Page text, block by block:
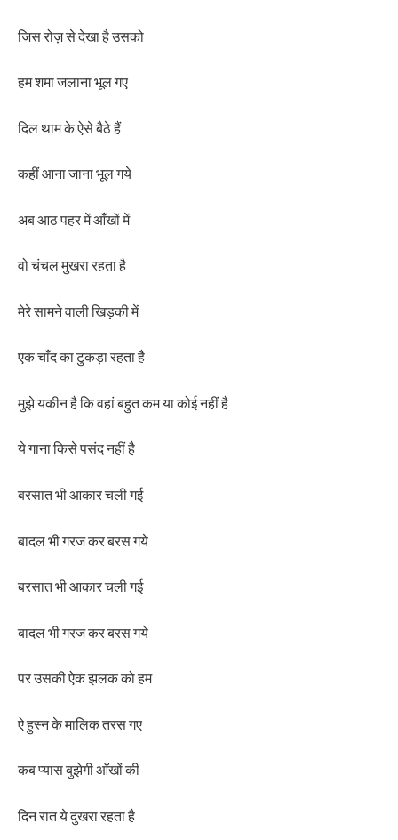
जिस रोज़ से देखा है उसको
हम शमा जलाना भूल गए
दिल थाम के ऐसे बैठे हैं
कहीं आना जाना भूल गये
अब आठ पहर में आँखों में
वो चंचल मुखरा रहता है
मेरे सामने वाली खिड़की में
एक चाँद का टुकड़ा रहता है
मुझे यकीन है कि वहां बहुत कम या कोई नहीं है
ये गाना किसे पसंद नहीं है
बरसात भी आकार चली गई
बादल भी गरज कर बरस गये
बरसात भी आकार चली गई
बादल भी गरज कर बरस गये
पर उसकी ऐक झलक को हम
ऐ हुस्न के मालिक तरस गए
कब प्यास बुझेगी आँखों की
दिन रात ये दुखरा रहता है